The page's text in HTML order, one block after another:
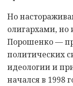
Но
олигархами, но
Порошенко —
политических
идеологии и
начался в 1998